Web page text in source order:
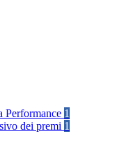
Performance 1
dei premi 1